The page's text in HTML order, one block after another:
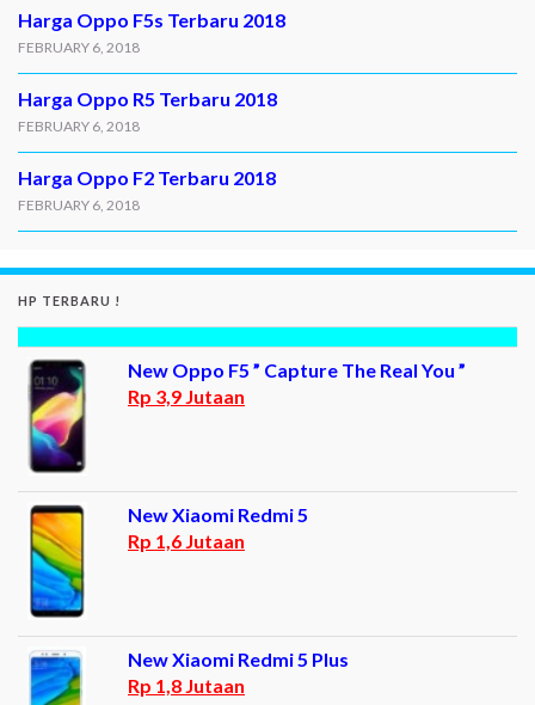
Harga Oppo F5s Terbaru 2018
FEBRUARY 6, 2018
Harga Oppo R5 Terbaru 2018
FEBRUARY 6, 2018
Harga Oppo F2 Terbaru 2018
FEBRUARY 6, 2018
HP TERBARU !
New Oppo F5 ” Capture The Real You ”
Rp 3,9 Jutaan
New Xiaomi Redmi 5
Rp 1,6 Jutaan
New Xiaomi Redmi 5 Plus
Rp 1,8 Jutaan